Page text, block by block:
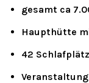
gesamt ca
Haupthütte
42